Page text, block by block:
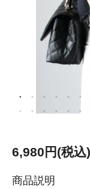
6,980円(税込)
商品説明